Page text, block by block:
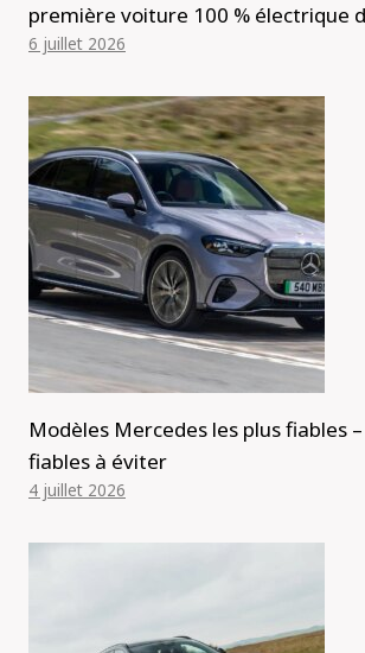
première voiture 100 % électrique
6 juillet 2026
Modèles Mercedes les plus fiables
fiables à éviter
4 juillet 2026